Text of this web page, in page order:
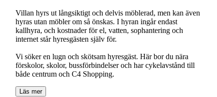
Villan hyrs ut långsiktigt och delvis möblerad, men kan även
hyras utan möbler om så önskas. I hyran ingår endast
kallhyra, och kostnader för el, vatten, sophantering och
internet står hyresgästen själv för.
Vi söker en lugn och skötsam hyresgäst. Här bor du nära
förskolor, skolor, bussförbindelser och har cykelavstånd till
både centrum och C4 Shopping.
Läs mer